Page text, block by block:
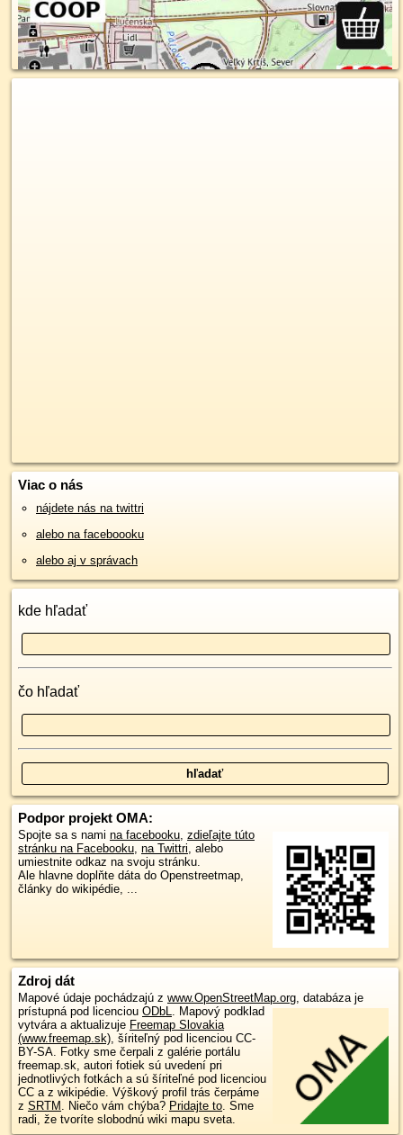
Viac o nás
nájdete nás na twittri
alebo na faceboooku
alebo aj v správach
kde hľadať
čo hľadať
Podpor projekt OMA:
Spojte sa s nami na facebooku, zdieľajte túto
stránku na Facebooku, na Twittri, alebo
umiestnite odkaz na svoju stránku.
Ale hlavne doplňte dáta do Openstreetmap,
články do wikipédie, ...
Zdroj dát
Mapové údaje pochádzajú z www.OpenStreetMap.org , databáza je
prístupná pod licenciou ODbL
Mapový podklad
vytvára a aktualizuje Freemap Slovakia
(www.freemap.sk) , šíriteľný pod licenciou CC-
BY-SA. Fotky sme čerpali z galérie portálu
freemap.sk, autori fotiek sú uvedení pri
jednotlivých fotkách a sú šíriteľné pod licenciou
CC a z wikipédie. Výškový profil trás čerpáme
z SRTM . Niečo vám chýba? Pridajte to . Sme
radi, že tvoríte slobodnú wiki mapu sveta.